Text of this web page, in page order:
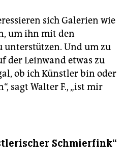
sich Galerien wie
um ihn mit den
Und um zu
der Leinwand etwas zu
ob ich Künstler bin oder
sagt Walter F., „ist mir
Schmierfink“